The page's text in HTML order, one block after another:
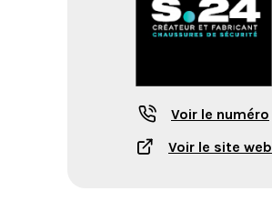
Voir le numéro
Voir le site web